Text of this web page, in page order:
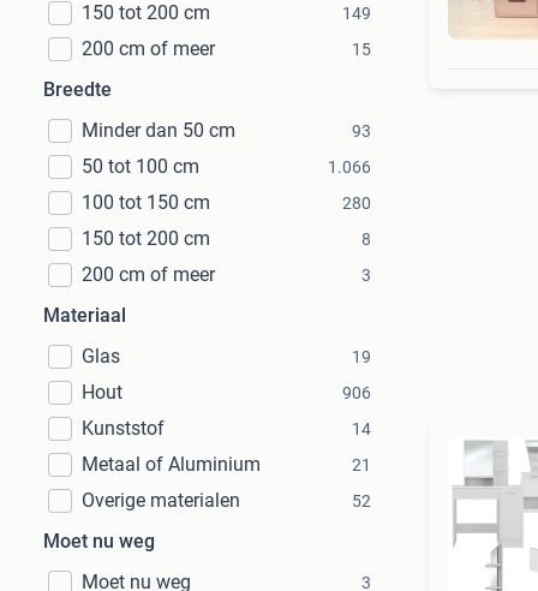
150 tot 200 cm 149
200 cm of meer 15
Breedte
Minder dan 50 cm
93
50 tot 100 cm 1.066
100 tot 150 cm 280
150 tot 200 cm 8
200 cm of meer 3
Materiaal
Glas
19
Hout 906
Kunststof 14
Metaal of Aluminium 21
Overige materialen 52
Moet nu weg
Moet nu weg
3